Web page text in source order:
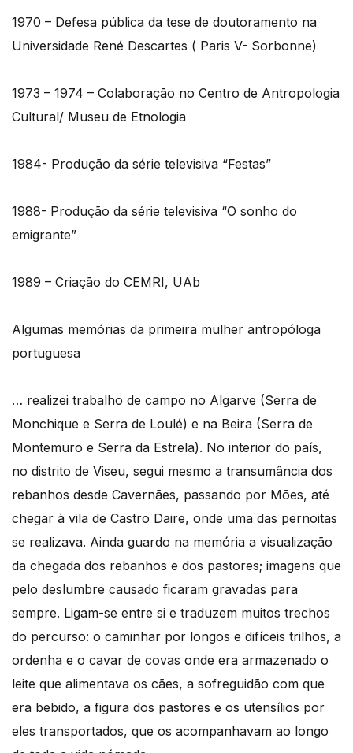
1970 – Defesa pública da tese de doutoramento na
Universidade René Descartes ( Paris V- Sorbonne)
1973 – 1974 – Colaboração no Centro de Antropologia
Cultural/ Museu de Etnologia
1984- Produção da série televisiva “Festas”
1988- Produção da série televisiva “O sonho do
emigrante”
1989 – Criação do CEMRI, UAb
Algumas memórias da primeira mulher antropóloga
portuguesa
… realizei trabalho de campo no Algarve (Serra de
Monchique e Serra de Loulé) e na Beira (Serra de
Montemuro e Serra da Estrela). No interior do país,
no distrito de Viseu, segui mesmo a transumância dos
rebanhos desde Cavernães, passando por Mões, até
chegar à vila de Castro Daire, onde uma das pernoitas
se realizava. Ainda guardo na memória a visualização
da chegada dos rebanhos e dos pastores; imagens que
pelo deslumbre causado ficaram gravadas para
sempre. Ligam-se entre si e traduzem muitos trechos
do percurso: o caminhar por longos e difíceis trilhos, a
ordenha e o cavar de covas onde era armazenado o
leite que alimentava os cães, a sofreguidão com que
era bebido, a figura dos pastores e os utensílios por
eles transportados, que os acompanhavam ao longo